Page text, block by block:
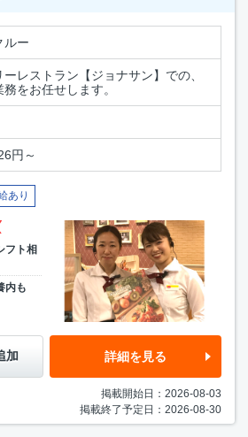
ルー
ーレストラン【ジョナサン】での、
をお任せします。
円～
あり
フト相
内も
加 詳細を見る
掲載開始日：2026-08-03
掲載終了予定日：2026-08-30